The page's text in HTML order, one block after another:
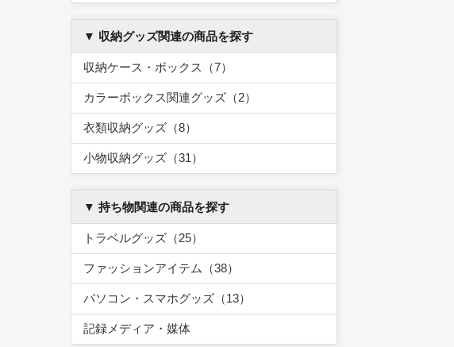
▼ 収納グッズ関連の商品を探す
収納ケース・ボックス（7）
カラーボックス関連グッズ（2）
衣類収納グッズ（8）
小物収納グッズ（31）
▼ 持ち物関連の商品を探す
トラベルグッズ（25）
ファッションアイテム（38）
パソコン・スマホグッズ（13）
記録メディア・媒体